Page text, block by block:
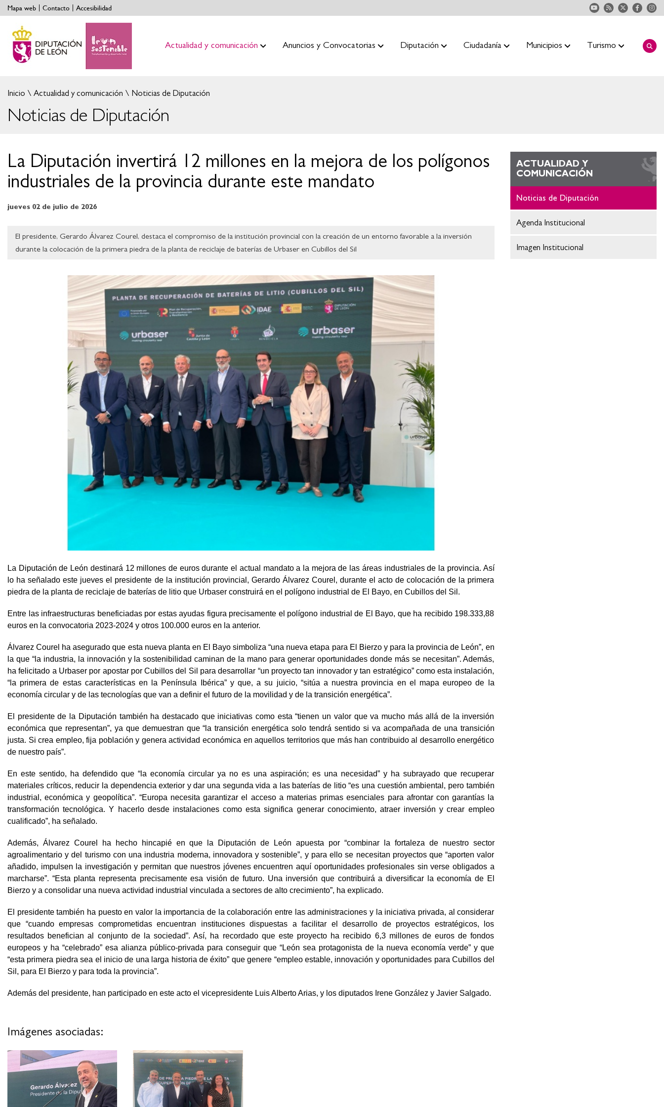
Mapa web Contacto Accesibilidad
Actualidad y comunicación Anuncios y Convocatorias Diputación Ciudadanía Municipios Turismo
Inicio Actualidad y comunicación Noticias de Diputación
Noticias de Diputación
La Diputación invertirá 12 millones en la mejora de los polígonos
industriales de la provincia durante este mandato
jueves 02 de julio de 2026
El presidente, Gerardo Álvarez Courel, destaca el compromiso de la institución provincial con la creación de un entorno favorable a la inversión
durante la colocación de la primera piedra de la planta de reciclaje de baterías de Urbaser en Cubillos del Sil
La Diputación de León destinará 12 millones de euros durante el actual mandato a la mejora de las áreas industriales de la provincia. Así
lo ha señalado este jueves el presidente de la institución provincial, Gerardo Álvarez Courel, durante el acto de colocación de la primera
piedra de la planta de reciclaje de baterías de litio que Urbaser construirá en el polígono industrial de El Bayo, en Cubillos del Sil.
Entre las infraestructuras beneficiadas por estas ayudas figura precisamente el polígono industrial de El Bayo, que ha recibido 198.333,88
euros en la convocatoria 2023-2024 y otros 100.000 euros en la anterior.
Álvarez Courel ha asegurado que esta nueva planta en El Bayo simboliza “una nueva etapa para El Bierzo y para la provincia de León”, en
la que “la industria, la innovación y la sostenibilidad caminan de la mano para generar oportunidades donde más se necesitan”. Además,
ha felicitado a Urbaser por apostar por Cubillos del Sil para desarrollar “un proyecto tan innovador y tan estratégico” como esta instalación,
“la primera de estas características en la Península Ibérica” y que, a su juicio, “sitúa a nuestra provincia en el mapa europeo de la
economía circular y de las tecnologías que van a definir el futuro de la movilidad y de la transición energética”.
El presidente de la Diputación también ha destacado que iniciativas como esta “tienen un valor que va mucho más allá de la inversión
económica que representan”, ya que demuestran que “la transición energética solo tendrá sentido si va acompañada de una transición
justa. Si crea empleo, fija población y genera actividad económica en aquellos territorios que más han contribuido al desarrollo energético
de nuestro país”.
En este sentido, ha defendido que “la economía circular ya no es una aspiración; es una necesidad” y ha subrayado que recuperar
materiales críticos, reducir la dependencia exterior y dar una segunda vida a las baterías de litio “es una cuestión ambiental, pero también
industrial, económica y geopolítica”. “Europa necesita garantizar el acceso a materias primas esenciales para afrontar con garantías la
transformación tecnológica. Y hacerlo desde instalaciones como esta significa generar conocimiento, atraer inversión y crear empleo
cualificado”, ha señalado.
Además, Álvarez Courel ha hecho hincapié en que la Diputación de León apuesta por “combinar la fortaleza de nuestro sector
agroalimentario y del turismo con una industria moderna, innovadora y sostenible”, y para ello se necesitan proyectos que “aporten valor
añadido, impulsen la investigación y permitan que nuestros jóvenes encuentren aquí oportunidades profesionales sin verse obligados a
marcharse”. “Esta planta representa precisamente esa visión de futuro. Una inversión que contribuirá a diversificar la economía de El
Bierzo y a consolidar una nueva actividad industrial vinculada a sectores de alto crecimiento”, ha explicado.
El presidente también ha puesto en valor la importancia de la colaboración entre las administraciones y la iniciativa privada, al considerar
que “cuando empresas comprometidas encuentran instituciones dispuestas a facilitar el desarrollo de proyectos estratégicos, los
resultados benefician al conjunto de la sociedad”. Así, ha recordado que este proyecto ha recibido 6,3 millones de euros de fondos
europeos y ha “celebrado” esa alianza público-privada para conseguir que “León sea protagonista de la nueva economía verde” y que
“esta primera piedra sea el inicio de una larga historia de éxito” que genere “empleo estable, innovación y oportunidades para Cubillos del
Sil, para El Bierzo y para toda la provincia”.
Además del presidente, han participado en este acto el vicepresidente Luis Alberto Arias, y los diputados Irene González y Javier Salgado.
Imágenes asociadas:
ACTUALIDAD Y
COMUNICACIÓN
Noticias de Diputación
Agenda Institucional
Imagen Institucional